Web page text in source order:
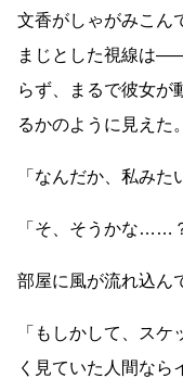
文香がしゃがみこん
まじとした視線は
らず、まるで彼女が
るかのように見えた。
「なんだか、私みた
「そ、そうかな……
部屋に風が流れ込ん
「もしかして、ス
く見ていた人間なら